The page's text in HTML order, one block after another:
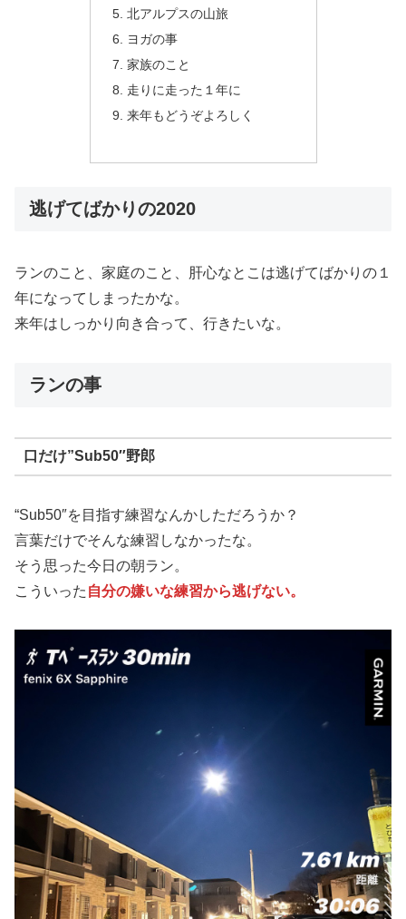
北アルプスの山旅
ヨガの事
家族のこと
走りに走った１年に
来年もどうぞよろしく
逃げてばかりの2020
ランのこと、家庭のこと、肝心なとこは逃げてばかりの１
年になってしまったかな。
来年はしっかり向き合って、行きたいな。
ランの事
口だけ”Sub50″野郎
“Sub50″を目指す練習なんかしただろうか？
言葉だけでそんな練習しなかったな。
そう思った今日の朝ラン。
こういった 自分の嫌いな練習から逃げない。